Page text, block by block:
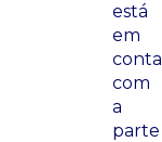
está
em
com
a
parte